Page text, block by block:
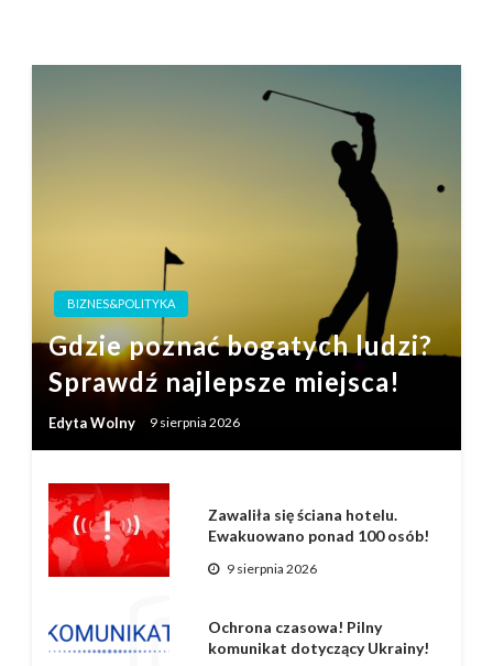
BIZNES&POLITYKA
Gdzie poznać bogatych ludzi?
Sprawdź najlepsze miejsca!
Edyta Wolny 9 sierpnia 2026
Zawaliła się ściana hotelu.
Ewakuowano ponad 100 osób!
9 sierpnia 2026
Ochrona czasowa! Pilny
komunikat dotyczący Ukrainy!